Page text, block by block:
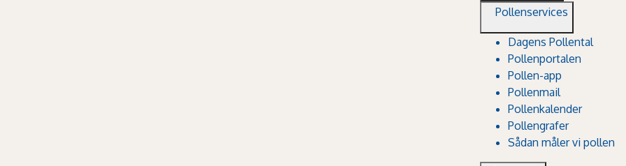
Pollenservices
Dagens Pollental
Pollenportalen
Pollen-app
Pollenmail
Pollenkalender
Pollengrafer
Sådan måler vi pollen